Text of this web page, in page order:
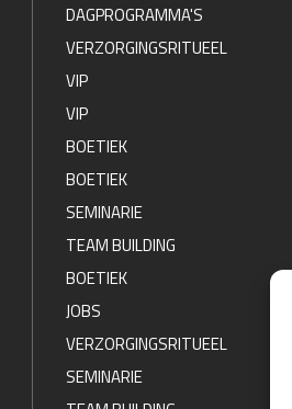
DAGPROGRAMMA'S
VERZORGINGSRITUEEL
VIP
VIP
BOETIEK
BOETIEK
SEMINARIE
TEAM BUILDING
BOETIEK
JOBS
VERZORGINGSRITUEEL
SEMINARIE